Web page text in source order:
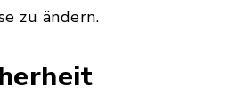
zu ändern.